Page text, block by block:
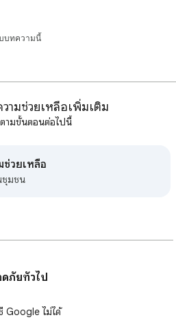
บทความนี้
ามช่วยเหลือเพิ่มเติม
ามขั้นตอนต่อไปนี้
วยเหลือ
ชุมชน
ภัยทั่วไป
Google ไม่ได้